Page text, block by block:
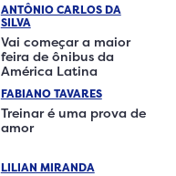
ANTÔNIO CARLOS DA
SILVA
Vai começar a maior
feira de ônibus da
América Latina
FABIANO TAVARES
Treinar é uma prova de
amor
LILIAN MIRANDA